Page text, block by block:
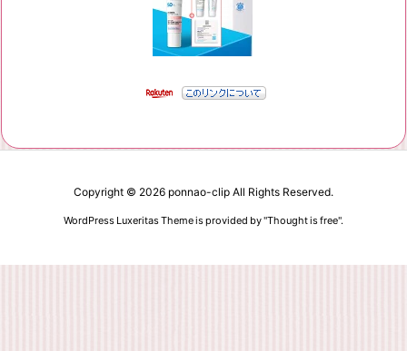
Copyright © 2026 ponnao-clip All Rights Reserved.
WordPress Luxeritas Theme is provided by "Thought is free".